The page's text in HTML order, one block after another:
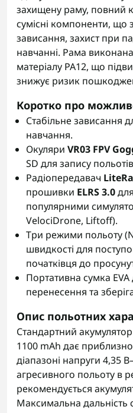
захищену раму, повний
сумісні компоненти, що
зависання, захист при
навчанні. Рама
матеріалу PA12, що
знижує ризик
Коротко про
Стабільне зависання
навчання.
Окуляри VR03 FPV
SD для запису
Радіопередавач
прошивки ELRS 3.0
популярними
VelociDrone, Liftoff).
Три режими польоту (N
швидкості для
початківця до
Портативна сумка
перенесення та
Опис польотних
Стандартний
1100 mAh дає
діапазоні напруги 4,35
агресивного польоту в
рекомендується
Максимальна дальність